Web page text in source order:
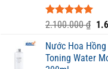
Được xếp
5 sao
2.100.000₫ Giá
là:
Nước Hoa
Toning Water